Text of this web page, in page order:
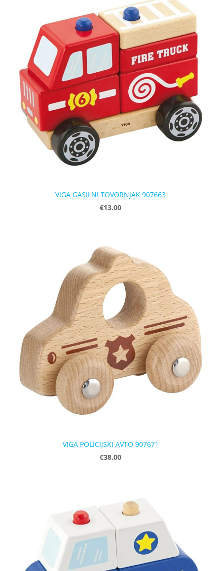
VIGA GASILNI TOVORNJAK 907663
€13.00
VIGA POLICIJSKI AVTO 907671
€38.00